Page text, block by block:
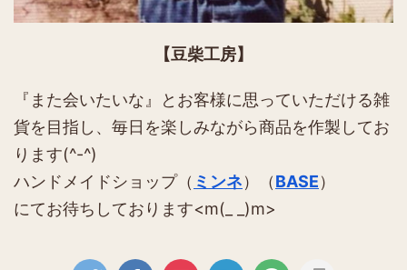
【豆柴工房】
『また会いたいな』とお客様に思っていただける雑
貨を目指し、毎日を楽しみながら商品を作製してお
ります(^-^)
ハンドメイドショップ（ ミンネ）（BASE）
にてお待ちしております<m(_ _)m>